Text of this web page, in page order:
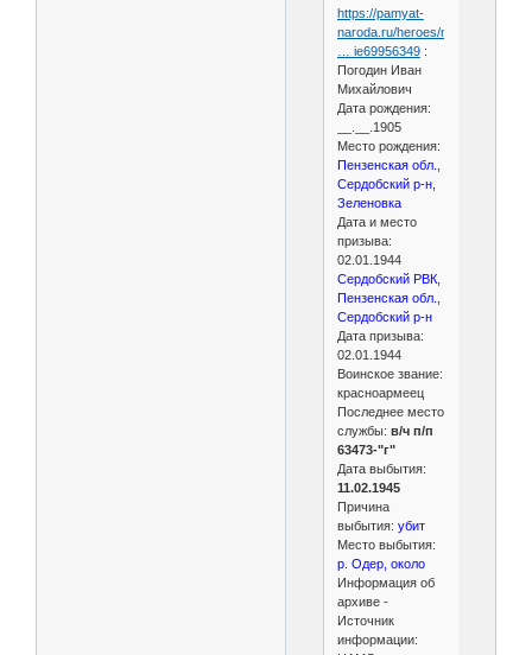
https://pamyat-
naroda.ru/heroes/memoria
… ie69956349:
Погодин Иван
Михайлович
Дата рождения:
__.__.1905
Место рождения:
Пензенская обл.,
Сердобский р-н,
Зеленовка
Дата и место
призыва:
02.01.1944
Сердобский РВК,
Пензенская обл.,
Сердобский р-н
Дата призыва:
02.01.1944
Воинское звание:
красноармеец
Последнее место
службы: в/ч п/п
63473-"г"
Дата выбытия:
11.02.1945
Причина
выбытия: убит
Место выбытия:
р. Одер, около
Информация об
архиве -
Источник
информации: